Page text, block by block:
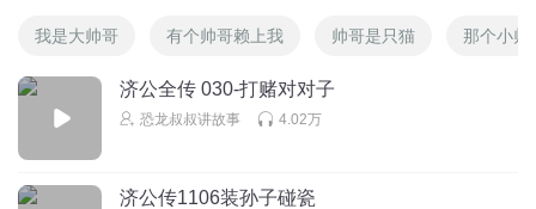
我是大帅哥 有个帅哥赖上我 帅哥是只猫 那个小帅
济公全传 030-打赌对对子
恐龙叔叔讲故事 4.02万
济公传1106装孙子碰瓷